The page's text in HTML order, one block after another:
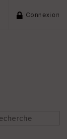
Connexion